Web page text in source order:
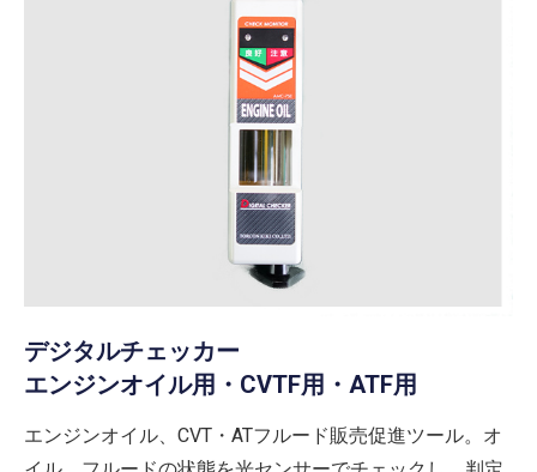
デジタルチェッカー
エンジンオイル用・CVTF用・ATF用
エンジンオイル、CVT・ATフルード販売促進ツール。オ